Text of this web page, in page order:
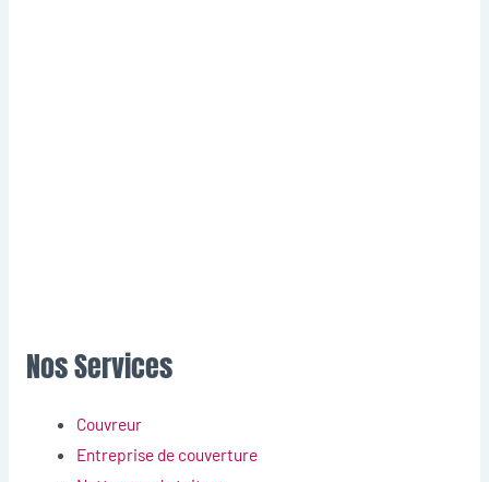
Nos Services
Couvreur
Entreprise de couverture